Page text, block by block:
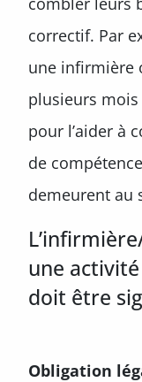
correctif. Par
une infirmière
plusieurs
pour l’aider à
de
demeurent au
une
doit être
Obligation